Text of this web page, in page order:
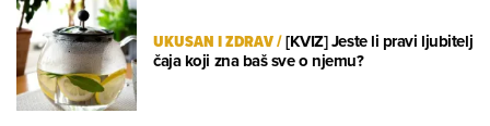
UKUSAN I ZDRAV/[KVIZ] Jeste li pravi ljubitelj
čaja koji zna baš sve o njemu?